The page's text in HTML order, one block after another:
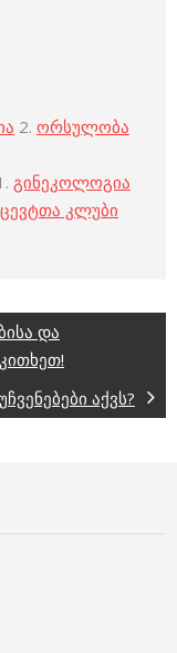
2. ორსულობა
გინეკოლოგია
კლუბი
და
აქვს?